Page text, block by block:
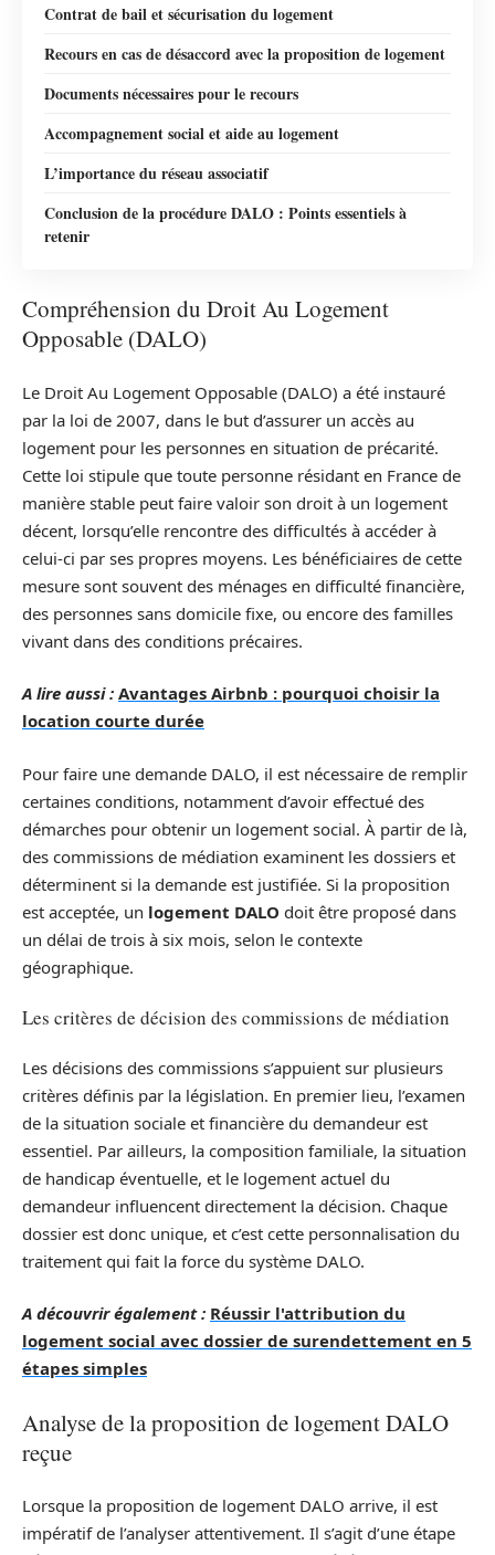
Contrat de bail et sécurisation du logement
Recours en cas de désaccord avec la proposition de logement
Documents nécessaires pour le recours
Accompagnement social et aide au logement
L’importance du réseau associatif
Conclusion de la procédure DALO : Points essentiels à
retenir
Compréhension du Droit Au Logement
Opposable (DALO)
Le Droit Au Logement Opposable (DALO) a été instauré
par la loi de 2007, dans le but d’assurer un accès au
logement pour les personnes en situation de précarité.
Cette loi stipule que toute personne résidant en France de
manière stable peut faire valoir son droit à un logement
décent, lorsqu’elle rencontre des difficultés à accéder à
celui-ci par ses propres moyens. Les bénéficiaires de cette
mesure sont souvent des ménages en difficulté financière,
des personnes sans domicile fixe, ou encore des familles
vivant dans des conditions précaires.
A lire aussi : Avantages Airbnb : pourquoi choisir la
location courte durée
Pour faire une demande DALO, il est nécessaire de remplir
certaines conditions, notamment d’avoir effectué des
démarches pour obtenir un logement social. À partir de là,
des commissions de médiation examinent les dossiers et
déterminent si la demande est justifiée. Si la proposition
est acceptée, un logement DALO doit être proposé dans
un délai de trois à six mois, selon le contexte
géographique.
Les critères de décision des commissions de médiation
Les décisions des commissions s’appuient sur plusieurs
critères définis par la législation. En premier lieu, l’examen
de la situation sociale et financière du demandeur est
essentiel. Par ailleurs, la composition familiale, la situation
de handicap éventuelle, et le logement actuel du
demandeur influencent directement la décision. Chaque
dossier est donc unique, et c’est cette personnalisation du
traitement qui fait la force du système DALO.
A découvrir également : Réussir l'attribution du
logement social avec dossier de surendettement en 5
étapes simples
Analyse de la proposition de logement DALO
reçue
Lorsque la proposition de logement DALO arrive, il est
impératif de l’analyser attentivement. Il s’agit d’une étape